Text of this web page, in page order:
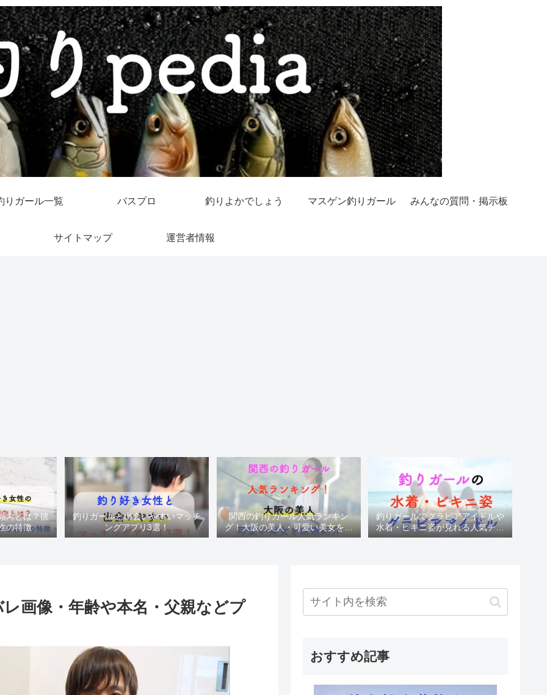
りガール一覧 バスプロ 釣りよかでしょう マスゲン釣りガール みんなの質問・掲示板
サイトマップ 運営者情報
向とは？彼
の特徴
釣りガールと出会いやすいマッチ
ングアプリ3選！
関西の釣りガール人気ランキン
グ！大阪の美人・可愛い美女を厳
選紹介
釣りガールでグラビアアイドルや
水着・ビキニ姿が見れる人気チャ
ンネル
画像・年齢や本名・父親などプ
おすすめ記事